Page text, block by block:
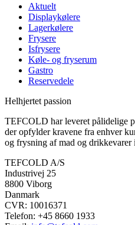
Aktuelt
Displaykølere
Lagerkølere
Frysere
Isfrysere
Køle- og fryserum
Gastro
Reservedele
Helhjertet passion
TEFCOLD har leveret pålidelige
der opfylder kravene fra enhver
og frysning af mad og drikkevarer
TEFCOLD A/S
Industrivej 25
8800 Viborg
Danmark
CVR: 10016371
Telefon: +45 8660 1933